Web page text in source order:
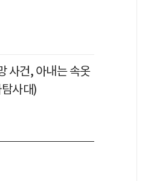
사건, 아내는 속옷
사대)